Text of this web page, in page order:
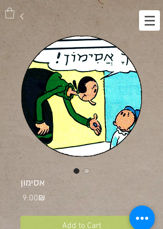
אסימון
‏9.00 ‏₪ Price
Add to Cart